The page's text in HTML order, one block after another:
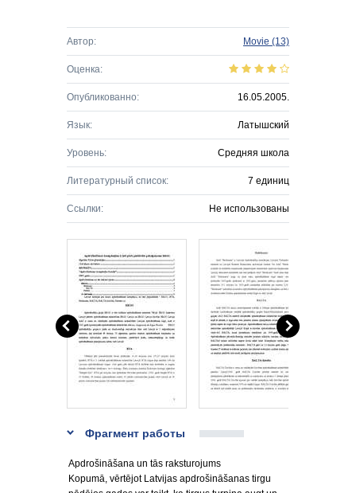
Автор: Movie (13)
Оценка:
Опубликованно: 16.05.2005.
Язык: Латышский
Уровень: Средняя школа
Литературный список: 7 единиц
Ссылки: Не использованы
Фрагмент работы
Apdrošināšana un tās raksturojums
Kopumā, vērtējot Latvijas apdrošināšanas tirgu